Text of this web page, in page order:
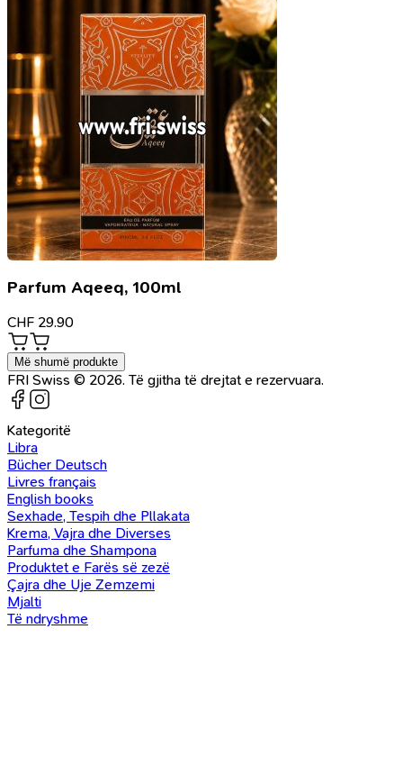
Parfum Aqeeq, 100ml
CHF 29.90
Më shumë produkte
FRI Swiss © 2026. Të gjitha të drejtat e rezervuara.
Kategoritë
Libra
Bücher Deutsch
Livres français
English books
Sexhade, Tespih dhe Pllakata
Krema, Vajra dhe Diverses
Parfuma dhe Shampona
Produktet e Farës së zezë
Çajra dhe Uje Zemzemi
Mjalti
Të ndryshme